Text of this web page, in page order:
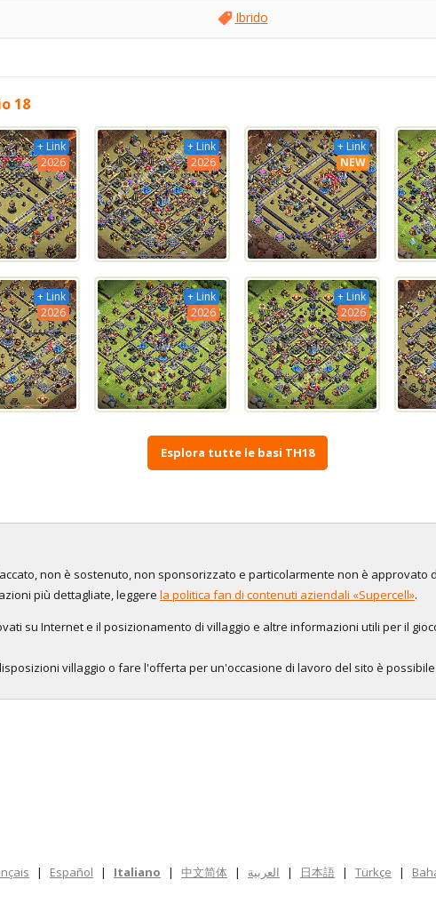
Ibrido
18
+ Link
2026
+ Link
2026
+ Link
NEW
+ Link
2026
+ Link
2026
+ Link
2026
Esplora tutte le basi TH18
non è sostenuto, non sponsorizzato e particolarmente non è approvato
più dettagliate, leggere la politica fan di contenuti aziendali «Supercell».
su Internet e il posizionamento di villaggio e altre informazioni utili per il
villaggio o fare l'offerta per un'occasione di lavoro del sito è
| Español | Italiano | 中文简体 | العربية | 日本語 | Türkçe |